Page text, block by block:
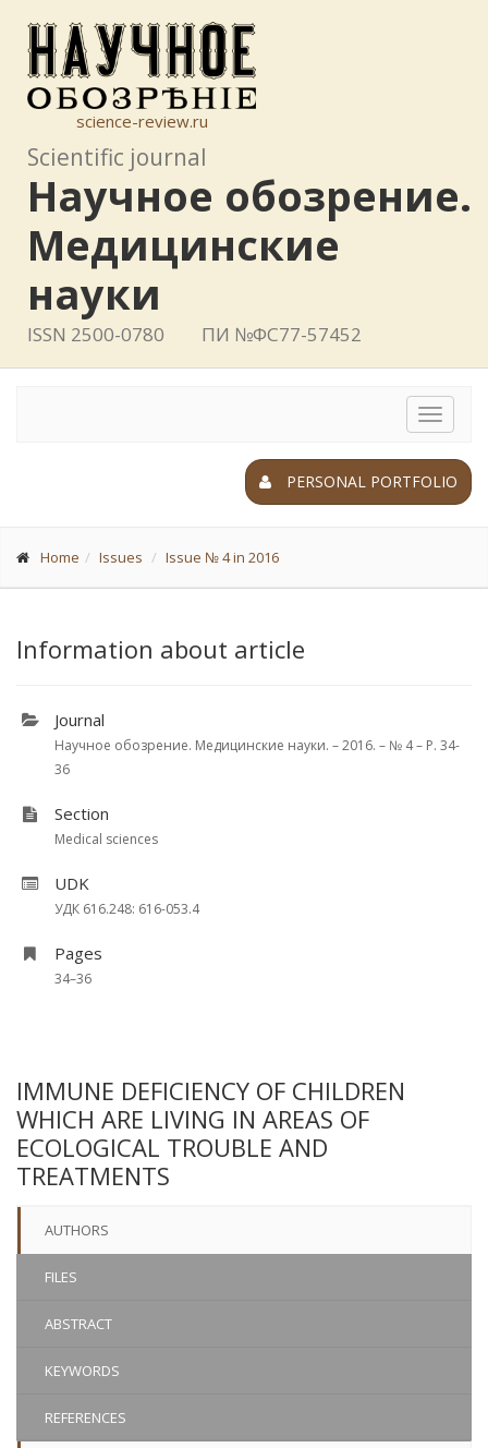
science-review.ru
Scientific journal
Научное обозрение.
Медицинские
науки
ISSN 2500-0780 ПИ №ФС77-57452
Toggle
PERSONAL PORTFOLIO
Home Issues Issue № 4 in 2016
Information about article
Journal
Научное обозрение. Медицинские науки. – 2016. – № 4 – P. 34-
36
Section
Medical sciences
UDK
УДК 616.248: 616-053.4
Pages
34–36
IMMUNE DEFICIENCY OF CHILDREN
WHICH ARE LIVING IN AREAS OF
ECOLOGICAL TROUBLE AND
TREATMENTS
AUTHORS
FILES
ABSTRACT
KEYWORDS
REFERENCES